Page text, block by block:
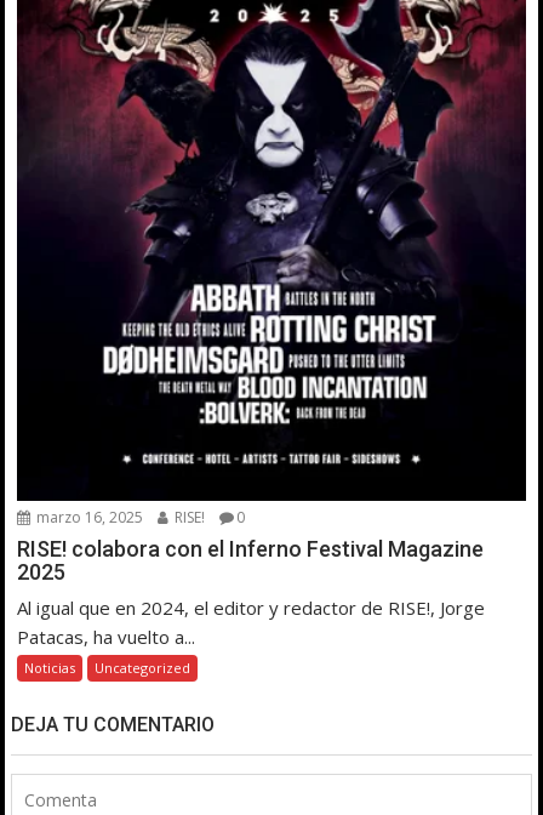
marzo 16, 2025 RISE! 0
RISE! colabora con el Inferno Festival Magazine
2025
Al igual que en 2024, el editor y redactor de RISE!, Jorge
Patacas, ha vuelto a...
Noticias Uncategorized
DEJA TU COMENTARIO